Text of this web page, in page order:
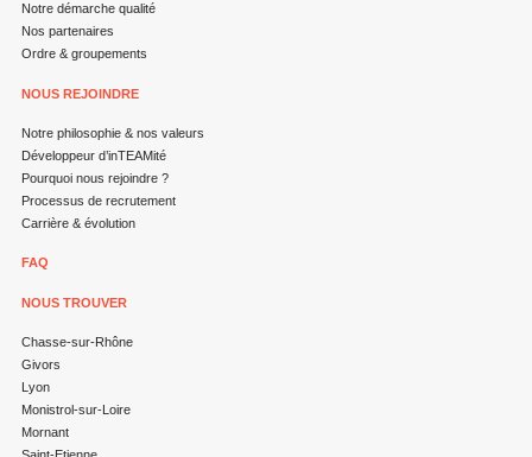
Notre démarche qualité
Nos partenaires
Ordre & groupements
NOUS REJOINDRE
Notre philosophie & nos valeurs
Développeur d’inTEAMité
Pourquoi nous rejoindre ?
Processus de recrutement
Carrière & évolution
FAQ
NOUS TROUVER
Chasse-sur-Rhône
Givors
Lyon
Monistrol-sur-Loire
Mornant